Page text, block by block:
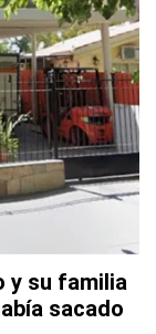
y su familia
sacado